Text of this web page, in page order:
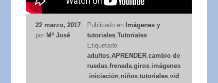
22 marzo, 2017
por Mª José
Publicado en Imágenes y
tutoriales, Tutoriales
Etiquetado
adultos, APRENDER, cambio de
ruedas, frenada, giros, imágenes
iniciación niños, tutoriales, vid